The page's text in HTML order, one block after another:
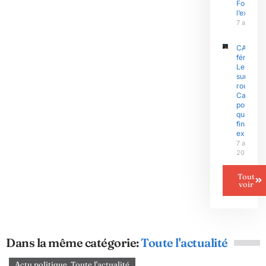
Fouda et
7 août
CAN
Le
sur la
route du
pour un
quart de
finale
explosif
7 août
2026
Tout
voir
Dans la même catégorie:Toute l'actualité